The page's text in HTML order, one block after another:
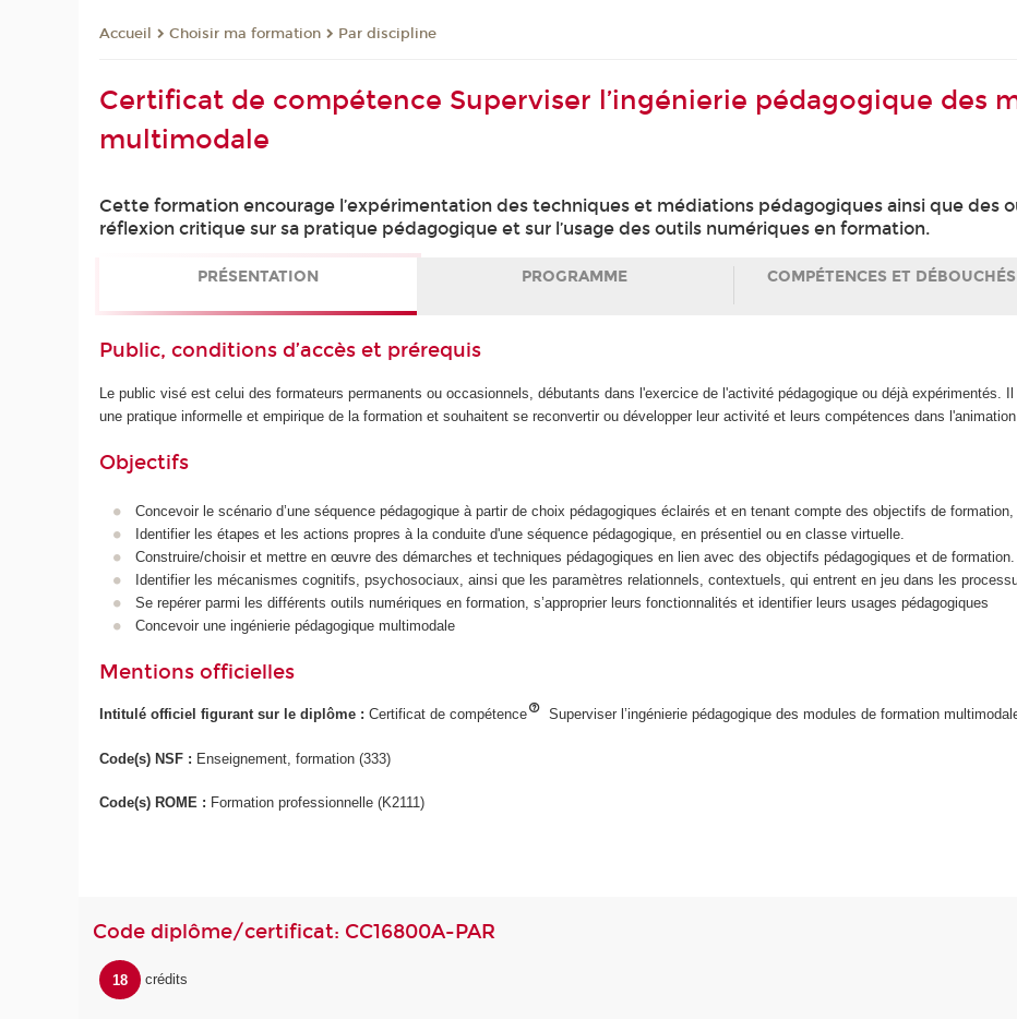
Accueil Choisir ma formation Par discipline
Certificat de compétence Superviser l’ingénierie pédagogique des
multimodale
Cette formation encourage l’expérimentation des techniques et médiations pédagogiques ainsi que des
réflexion critique sur sa pratique pédagogique et sur l’usage des outils numériques en formation.
PRÉSENTATION PROGRAMME COMPÉTENCES ET DÉBOUCHÉS
Public, conditions d’accès et prérequis
Le public visé est celui des formateurs permanents ou occasionnels, débutants dans l'exercice de l'activité pédagogique ou déjà expérimentés.
une pratique informelle et empirique de la formation et souhaitent se reconvertir ou développer leur activité et leurs compétences dans
Objectifs
Concevoir le scénario d’une séquence pédagogique à partir de choix pédagogiques éclairés et en tenant compte des objectifs de
Identifier les étapes et les actions propres à la conduite d'une séquence pédagogique, en présentiel ou en classe virtuelle.
Construire/choisir et mettre en œuvre des démarches et techniques pédagogiques en lien avec des objectifs pédagogiques et de formation.
Identifier les mécanismes cognitifs, psychosociaux, ainsi que les paramètres relationnels, contextuels, qui entrent en jeu dans les
Se repérer parmi les différents outils numériques en formation, s’approprier leurs fonctionnalités et identifier leurs usages pédagogiques
Concevoir une ingénierie pédagogique multimodale
Mentions officielles
Intitulé officiel figurant sur le diplôme :Certificat de compétence Superviser l’ingénierie pédagogique des modules de formation
Code(s) NSF : Enseignement, formation (333)
Code(s) ROME : Formation professionnelle (K2111)
Code diplôme/certificat: CC16800A-PAR
18 crédits